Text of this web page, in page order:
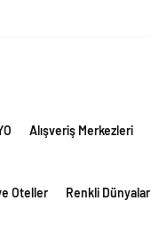
Alışveriş Merkezleri
Oteller Renkli Dünyalar